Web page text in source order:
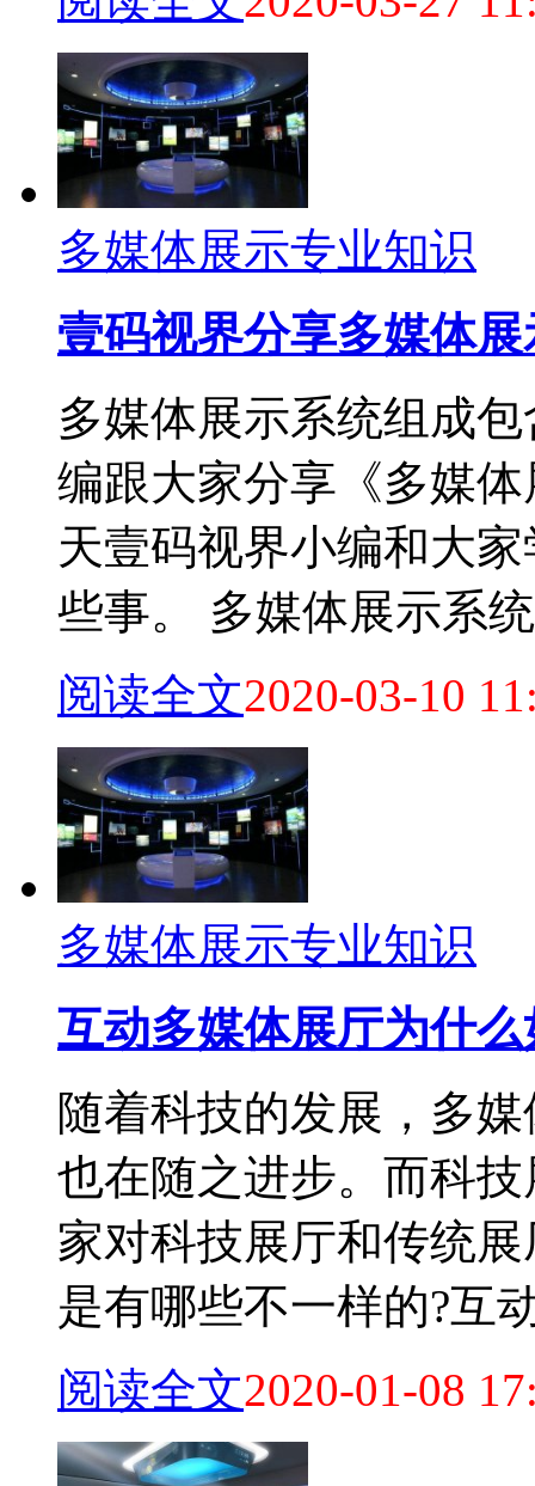
多媒体展示专业知识
壹码视界分享多媒体
多媒体展示系统组成
编跟大家分享《多媒
天壹码视界小编和大
些事。 多媒体展示系
阅读全文2020-03-10
多媒体展示专业知识
互动多媒体展厅为什
随着科技的发展，多
也在随之进步。而科
家对科技展厅和传统
是有哪些不一样的?互
阅读全文2020-01-08